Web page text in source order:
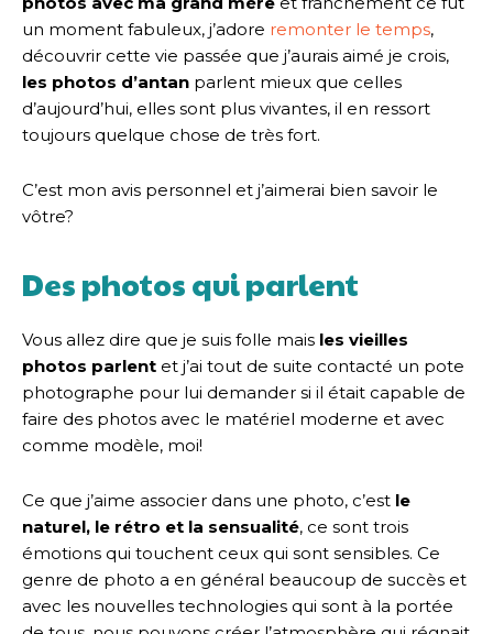
un moment fabuleux, j’adore remonter le temps,
découvrir cette vie passée que j’aurais aimé je crois,
les photos d’antan parlent mieux que celles
d’aujourd’hui, elles sont plus vivantes, il en ressort
toujours quelque chose de très fort.
C’est mon avis personnel et j’aimerai bien savoir le
vôtre?
Des photos qui parlent
Vous allez dire que je suis folle mais les vieilles
photos parlent et j’ai tout de suite contacté un pote
photographe pour lui demander si il était capable de
faire des photos avec le matériel moderne et avec
comme modèle, moi!
Ce que j’aime associer dans une photo, c’est le
naturel, le rétro et la sensualité, ce sont trois
émotions qui touchent ceux qui sont sensibles. Ce
genre de photo a en général beaucoup de succès et
avec les nouvelles technologies qui sont à la portée